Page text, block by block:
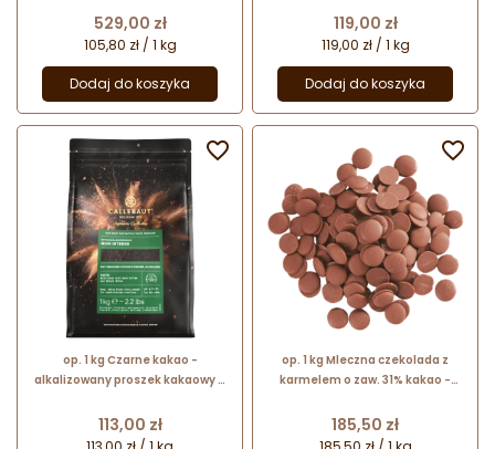
Cena
529,00 zł
105,80 zł / 1 kg
Dodaj do koszyka
Brute Callebaut
Cena
119,00 zł
119,00 zł / 1 kg
Dodaj do koszyka
op. 1 kg Czarne kakao -
alkalizowany proszek kakaowy o
12% - Noir Intense Callebaut
Cena
113,00 zł

op. 1 kg Mleczna czekolada z
karmelem o zaw. 31% kakao -
czekolada w kaletkach
Cena
185,50 zł
